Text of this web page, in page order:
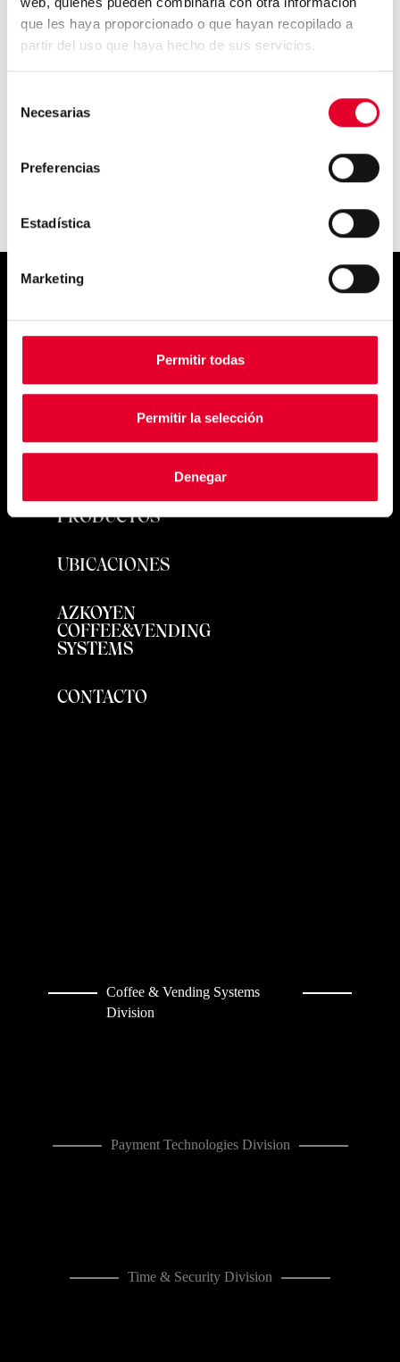
que les haya proporcionado o que hayan recopilado a
partir del uso que haya hecho de sus servicios.
Necesarias
Preferencias
Estadística
Marketing
Permitir todas
Permitir la selección
Denegar
Simply
exquisite
PRODUCTOS
UBICACIONES
AZKOYEN
COFFEE&VENDING
SYSTEMS
CONTACTO
Payment Technologies Division
de cookies |Canal de denuncias